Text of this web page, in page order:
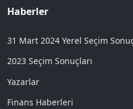
Haberler
31 Mart 2024 Yerel Seçim
2023 Seçim Sonuçları
Yazarlar
Finans Haberleri